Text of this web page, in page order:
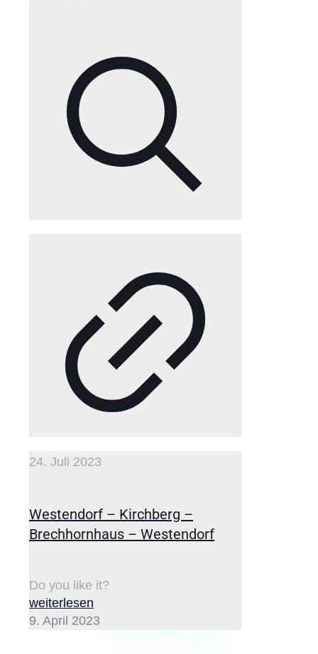
24. Juli 2023
Westendorf – Kirchberg –
Brechhornhaus – Westendorf
Do you like it?
weiterlesen
9. April 2023